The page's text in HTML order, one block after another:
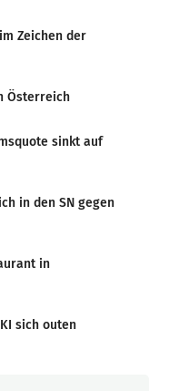
Zeichen der
Österreich
sinkt auf
in den SN gegen
in
sich outen